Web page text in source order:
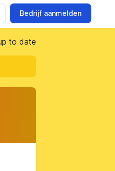
Bedrijf aanmelden
to date